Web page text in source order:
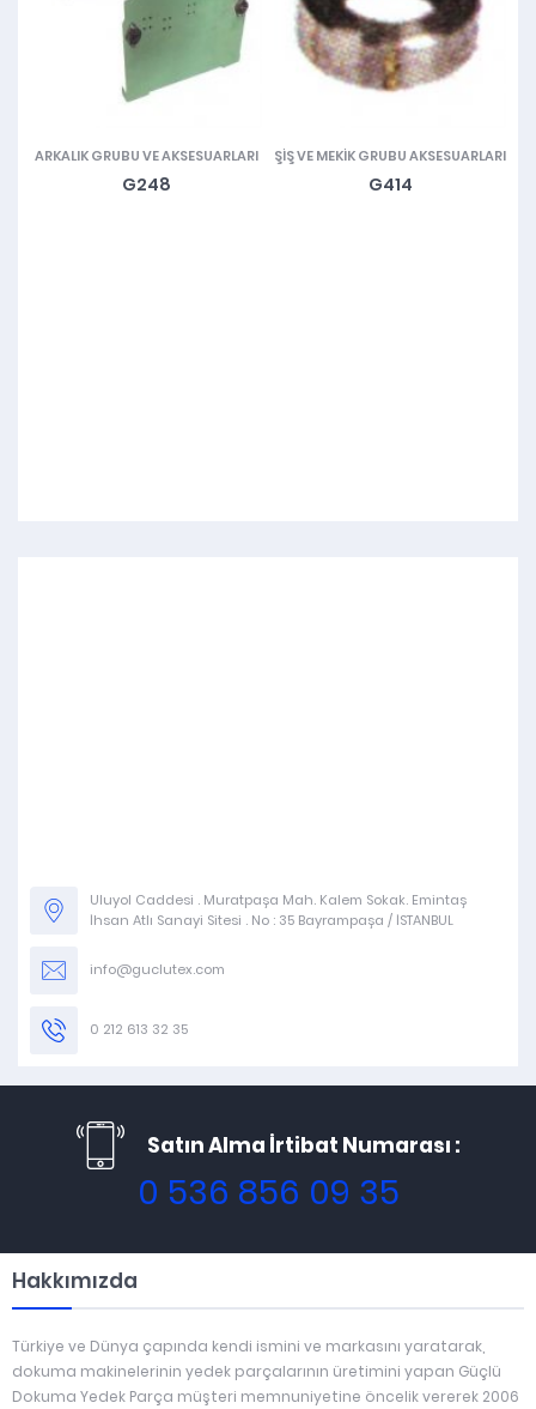
ARKALIK GRUBU VE AKSESUARLARI
G248
ŞIŞ VE MEKIK GRUBU AKSESUARLARI
G414
Uluyol Caddesi . Muratpaşa Mah. Kalem Sokak. Emintaş
İhsan Atlı Sanayi Sitesi . No : 35 Bayrampaşa / İSTANBUL
info@guclutex.com
0 212 613 32 35
Satın Alma İrtibat Numarası :
0 536 856 09 35
Hakkımızda
Türkiye ve Dünya çapında kendi ismini ve markasını yaratarak,
dokuma makinelerinin yedek parçalarının üretimini yapan Güçlü
Dokuma Yedek Parça müşteri memnuniyetine öncelik vererek 2006